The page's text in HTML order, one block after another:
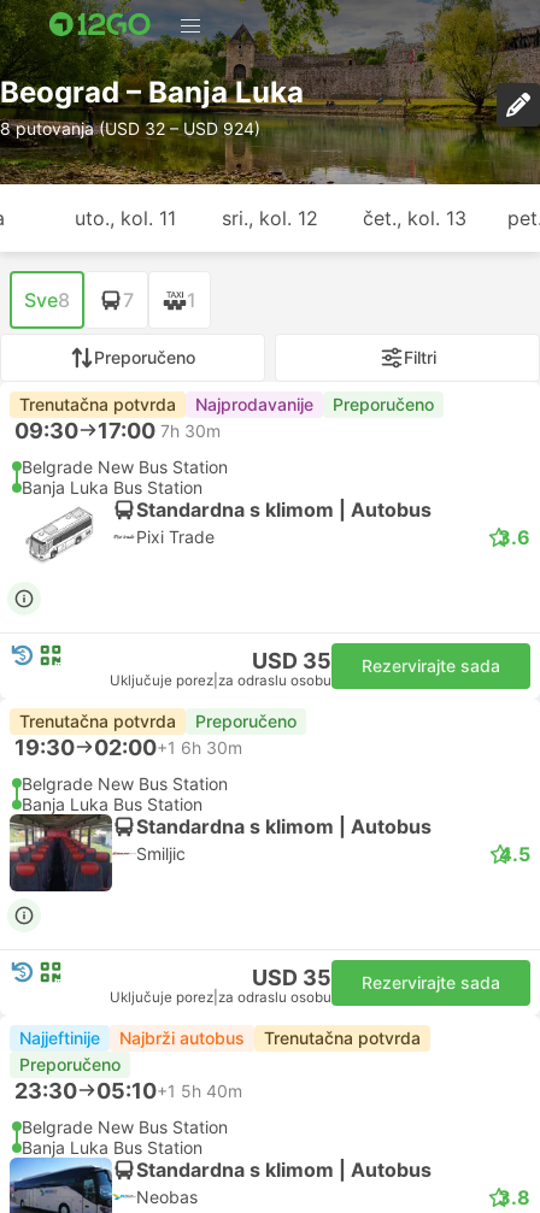
Beograd – Banja Luka
8 putovanja (USD 32 – USD 924)
uto., kol. 11 sri., kol. 12 čet., kol. 13
Sve8 7 1
Preporučeno Filtri
Trenutačna potvrda Najprodavanije Preporučeno
09:30 17:00 7h 30m
Belgrade New Bus Station
Banja Luka Bus Station
Standardna s klimom | Autobus
Pixi Trade 3.6
USD 35
Uključuje porez za odraslu osobu
Rezervirajte sada
Trenutačna potvrda Preporučeno
19:30 02:00+1 6h 30m
Belgrade New Bus Station
Banja Luka Bus Station
Standardna s klimom | Autobus
Smiljic 4.5
USD 35
Uključuje porez za odraslu osobu
Rezervirajte sada
Najjeftinije Najbrži autobus
Trenutačna potvrda
Preporučeno
23:30 05:10+1 5h 40m
Belgrade New Bus Station
Banja Luka Bus Station
Standardna s klimom | Autobus
Neobas 3.8